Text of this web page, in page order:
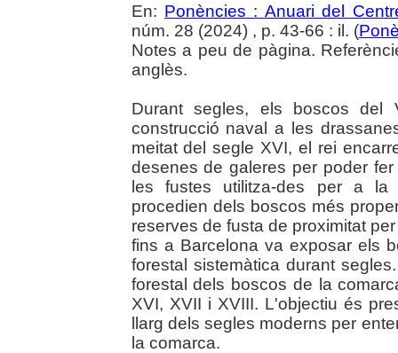
En: Ponències : Anuari del
núm. 28 (2024) , p. 43-66 : il. (
Notes a peu de pàgina.
anglès.
Durant segles, els boscos
construcció naval a les
meitat del segle XVI, el rei
desenes de galeres per poder
les fustes utilitza-des per a la
procedien dels boscos més
reserves de fusta de proximitat
fins a Barcelona va exposar els
forestal sistemàtica durant
forestal dels boscos de la
XVI, XVII i XVIII. L'objectiu és
llarg dels segles moderns per
la comarca.